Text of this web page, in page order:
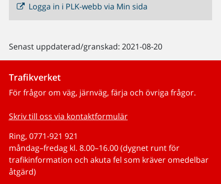
Logga in i PLK-webb via Min sida
Senast uppdaterad/granskad: 2021-08-20
Trafikverket
För frågor om väg, järnväg, färja och övriga frågor.
Skriv till oss via kontaktformulär
Ring, 0771-921 921
måndag–fredag kl. 8.00–16.00 (dygnet runt för
trafikinformation och akuta fel som kräver omedelbar
åtgärd)